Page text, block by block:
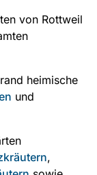
von Rottweil
heimische
und
,